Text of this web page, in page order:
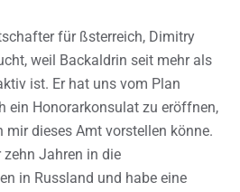
für ßsterreich, Dimitry
weil Backaldrin seit mehr als
ist. Er hat uns vom Plan
ein Honorarkonsulat zu eröffnen,
dieses Amt vorstellen könne.
zehn Jahren in die
in Russland und habe eine